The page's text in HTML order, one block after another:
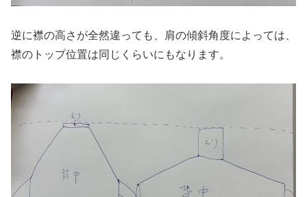
逆に襟の高さが全然違っても、肩の傾斜角度によっては、
襟のトップ位置は同じくらいにもなります。